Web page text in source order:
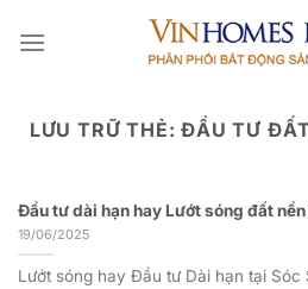
qua
LƯU TRỮ THẺ:ĐẦU TƯ
Đầu tư dài hạn hay Lướt sóng đất
19/06/2025
Lướt sóng hay Đầu tư Dài hạn tại Sóc